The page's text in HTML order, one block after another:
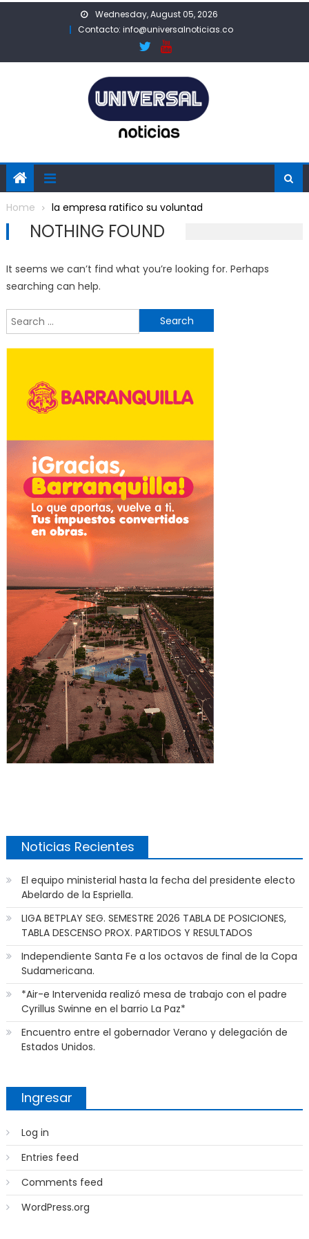
Wednesday, August 05, 2026
Contacto: info@universalnoticias.co
Home la empresa ratifico su voluntad
NOTHING FOUND
It seems we can’t find what you’re looking for. Perhaps
searching can help.
for:
Noticias Recientes
El equipo ministerial hasta la fecha del presidente electo
Abelardo de la Espriella.
LIGA BETPLAY SEG. SEMESTRE 2026 TABLA DE POSICIONES,
TABLA DESCENSO PROX. PARTIDOS Y RESULTADOS
Independiente Santa Fe a los octavos de final de la Copa
Sudamericana.
*Air-e Intervenida realizó mesa de trabajo con el padre
Cyrillus Swinne en el barrio La Paz*
Encuentro entre el gobernador Verano y delegación de
Estados Unidos.
Ingresar
Log in
Entries feed
Comments feed
WordPress.org